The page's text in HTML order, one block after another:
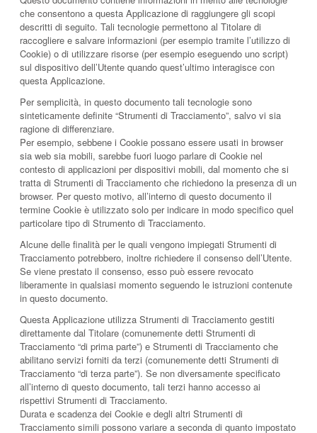
che consentono a questa Applicazione di raggiungere gli scopi
descritti di seguito. Tali tecnologie permettono al Titolare di
raccogliere e salvare informazioni (per esempio tramite l’utilizzo di
Cookie) o di utilizzare risorse (per esempio eseguendo uno script)
sul dispositivo dell’Utente quando quest’ultimo interagisce con
questa Applicazione.
Per semplicità, in questo documento tali tecnologie sono
sinteticamente definite “Strumenti di Tracciamento”, salvo vi sia
ragione di differenziare.
Per esempio, sebbene i Cookie possano essere usati in browser
sia web sia mobili, sarebbe fuori luogo parlare di Cookie nel
contesto di applicazioni per dispositivi mobili, dal momento che si
tratta di Strumenti di Tracciamento che richiedono la presenza di un
browser. Per questo motivo, all’interno di questo documento il
termine Cookie è utilizzato solo per indicare in modo specifico quel
particolare tipo di Strumento di Tracciamento.
Alcune delle finalità per le quali vengono impiegati Strumenti di
Tracciamento potrebbero, inoltre richiedere il consenso dell’Utente.
Se viene prestato il consenso, esso può essere revocato
liberamente in qualsiasi momento seguendo le istruzioni contenute
in questo documento.
Questa Applicazione utilizza Strumenti di Tracciamento gestiti
direttamente dal Titolare (comunemente detti Strumenti di
Tracciamento “di prima parte”) e Strumenti di Tracciamento che
abilitano servizi forniti da terzi (comunemente detti Strumenti di
Tracciamento “di terza parte”). Se non diversamente specificato
all’interno di questo documento, tali terzi hanno accesso ai
rispettivi Strumenti di Tracciamento.
Durata e scadenza dei Cookie e degli altri Strumenti di
Tracciamento simili possono variare a seconda di quanto impostato